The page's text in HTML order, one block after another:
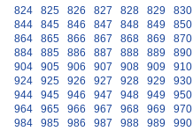
824
825 826 827 828 829 830
844
845 846 847 848 849 850
864
865 866 867 868 869 870
884
885 886 887 888 889 890
904
905 906 907 908 909 910
924
925 926 927 928 929 930
944
945 946 947 948 949 950
964
965 966 967 968 969 970
984
985 986 987 988 989 990